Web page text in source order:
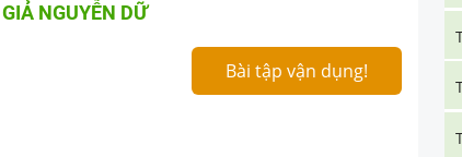
NGUYỄN DỮ
Bài tập vận dụng!